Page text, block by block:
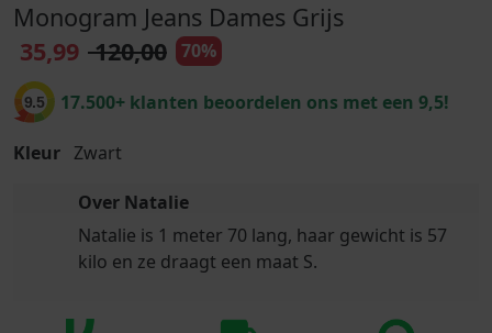
Monogram Jeans Dames Grijs
35,99 120,00 70%
9.5 17.500+ klanten beoordelen ons met een 9,5!
Kleur Zwart
Over Natalie
Natalie is 1 meter 70 lang, haar gewicht is 57
kilo en ze draagt een maat S.